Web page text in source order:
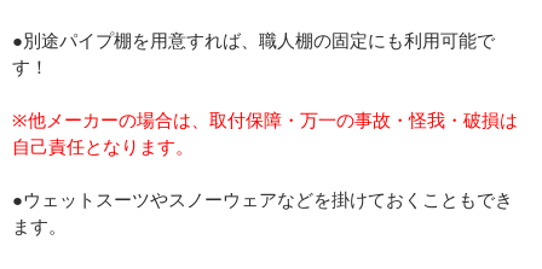
●別途パイプ棚を用意すれば、職人棚の固定にも利用可能で
す！
※他メーカーの場合は、取付保障・万一の事故・怪我・破損は
自己責任となります。
●ウェットスーツやスノーウェアなどを掛けておくこともでき
ます。